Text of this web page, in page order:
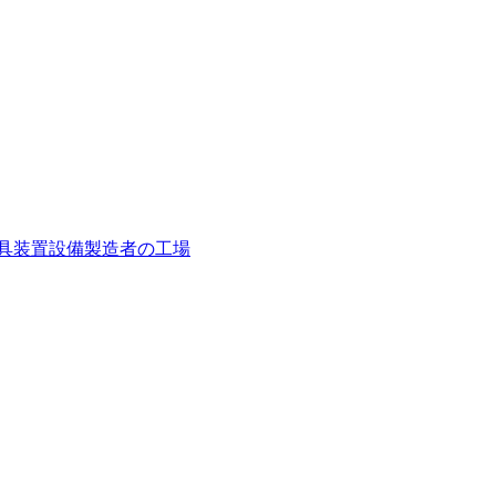
装置設備製造者の工場